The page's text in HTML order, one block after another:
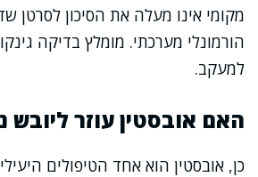
מקומי אינו מעלה את הסיכון לסרטן
הורמונלי מערכתי. מומלץ בדיקה
למעקב.
האם אובסטין עוזר ליובש
כן, אובסטין הוא אחד הטיפולים